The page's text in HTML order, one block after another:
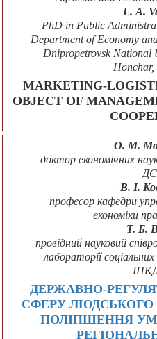
L. А.
PhD in Public
Department of Economy
Dnipropetrovsk National
MARKETING-
OBJECT OF
О. М.
доктор економічних
В. І.
професор кафедри
економіки
Т. Б.
провідний науковий
лабораторії
ДЕРЖАВНО-
СФЕРУ
ПОЛІПШЕННЯ